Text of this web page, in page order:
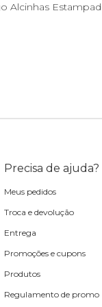
G
Precisa de ajuda?
Meus pedidos
Troca e devolução
Entrega
Promoções e cupons
Produtos
Regulamento de promo